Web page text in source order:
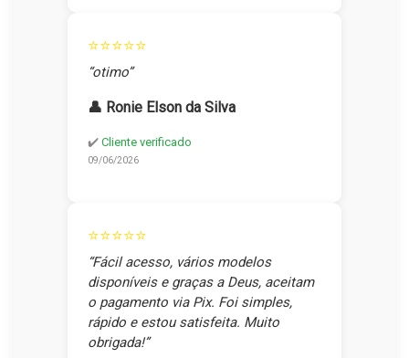
⭐⭐⭐⭐⭐
“otimo”
👤 Ronie Elson da Silva
✔️ Cliente verificado
09/06/2026
⭐⭐⭐⭐⭐
“Fácil acesso, vários modelos
disponíveis e graças a Deus, aceitam
o pagamento via Pix. Foi simples,
rápido e estou satisfeita. Muito
obrigada!”